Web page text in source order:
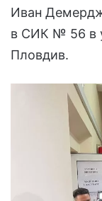
Иван
в СИК № 56 в
Пловдив.